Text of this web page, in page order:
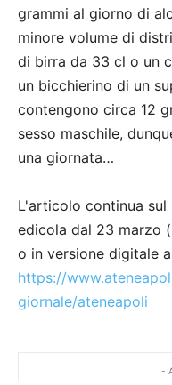
grammi al giorno di
minore volume di
di birra da 33 cl o un
un bicchierino di un
contengono circa 12
sesso maschile,
una giornata…
L'articolo continua sul
edicola dal 23 marzo
o in versione digitale
https://
giornale/ateneapoli
-